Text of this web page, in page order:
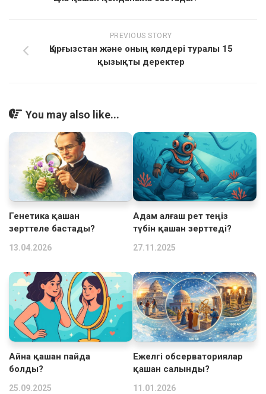
PREVIOUS STORY
Қырғызстан және оның көлдері туралы 15
қызықты деректер
You may also like...
Генетика қашан
зерттеле бастады?
13.04.2026
Адам алғаш рет теңіз
түбін қашан зерттеді?
27.11.2025
Айна қашан пайда
болды?
25.09.2025
Ежелгі обсерваториялар
қашан салынды?
11.01.2026